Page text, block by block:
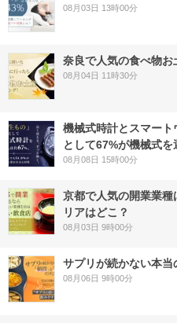
08月03日 13時00分
奈良で人気の食べ物お
08月04日 11時30分
機械式時計とスマート
として67%が機械式
08月08日 15時00分
京都で人気の開業業
リアはどこ？
08月03日 9時00分
サプリが続かない本
08月06日 9時00分